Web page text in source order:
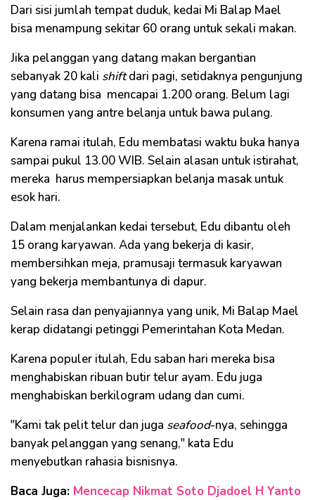
Dari sisi jumlah tempat duduk, kedai Mi Balap Mael
bisa menampung sekitar 60 orang untuk sekali makan.
Jika pelanggan yang datang makan bergantian
sebanyak 20 kali shiftdari pagi, setidaknya pengunjung
yang datang bisa mencapai 1.200 orang. Belum lagi
konsumen yang antre belanja untuk bawa pulang.
Karena ramai itulah, Edu membatasi waktu buka hanya
sampai pukul 13.00 WIB. Selain alasan untuk istirahat,
mereka harus mempersiapkan belanja masak untuk
esok hari.
Dalam menjalankan kedai tersebut, Edu dibantu oleh
15 orang karyawan. Ada yang bekerja di kasir,
membersihkan meja, pramusaji termasuk karyawan
yang bekerja membantunya di dapur.
Selain rasa dan penyajiannya yang unik, Mi Balap Mael
kerap didatangi petinggi Pemerintahan Kota Medan.
Karena populer itulah, Edu saban hari mereka bisa
menghabiskan ribuan butir telur ayam. Edu juga
menghabiskan berkilogram udang dan cumi.
"Kami tak pelit telur dan juga seafood-nya, sehingga
banyak pelanggan yang senang," kata Edu
menyebutkan rahasia bisnisnya.
Baca Juga: Mencecap Nikmat Soto Djadoel H Yanto